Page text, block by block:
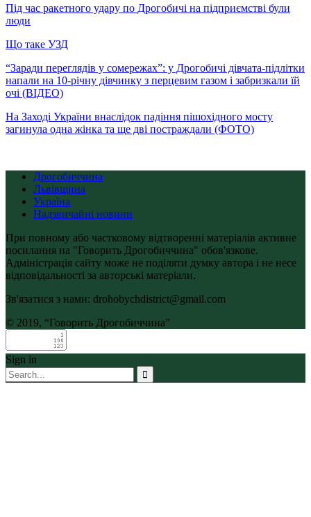
Під час ракетного удару по Дрогобичі на підприємстві були
люди
Що таке УЗД
“Заради переглядів у сомережах”: у Дрогобичі дівчата-підлітки
напали на 10-річну дівчинку з перцевим газом і забризкали їй
очі (ВІДЕО)
На Заході України внаслідок падіння пішохідного мосту
загинула одна жінка та ще дві постраждали (ФОТО)
Дрогобиччина
Львівщина
Україна
Надзвичайні новини
При повному або частковому відтворенні матеріалів активне
посилання на "Говорить Дрогобиччина" обов'язкове.
Адміністрація сайту може не поділяти думку автора і не несе
відповідальності за авторські матеріали.
Зв'язатися з нами: drohobychdistrict@gmail.com
© 2019, “Говорить Дрогобиччина”
Sign in